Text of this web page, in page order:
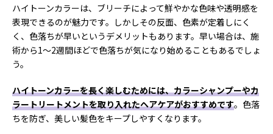
ハイトーンカラーは、ブリーチによって鮮やかな色味や透明感を
表現できるのが魅力です。しかしその反面、色素が定着しにく
く、色落ちが早いというデメリットもあります。早い場合は、施
術から1〜2週間ほどで色落ちが気になり始めることもあるでしょ
う。
ハイトーンカラーを長く楽しむためには、カラーシャンプーやカ
ラートリートメントを取り入れたヘアケアがおすすめです。色落
ちを防ぎ、美しい髪色をキープしやすくなります。